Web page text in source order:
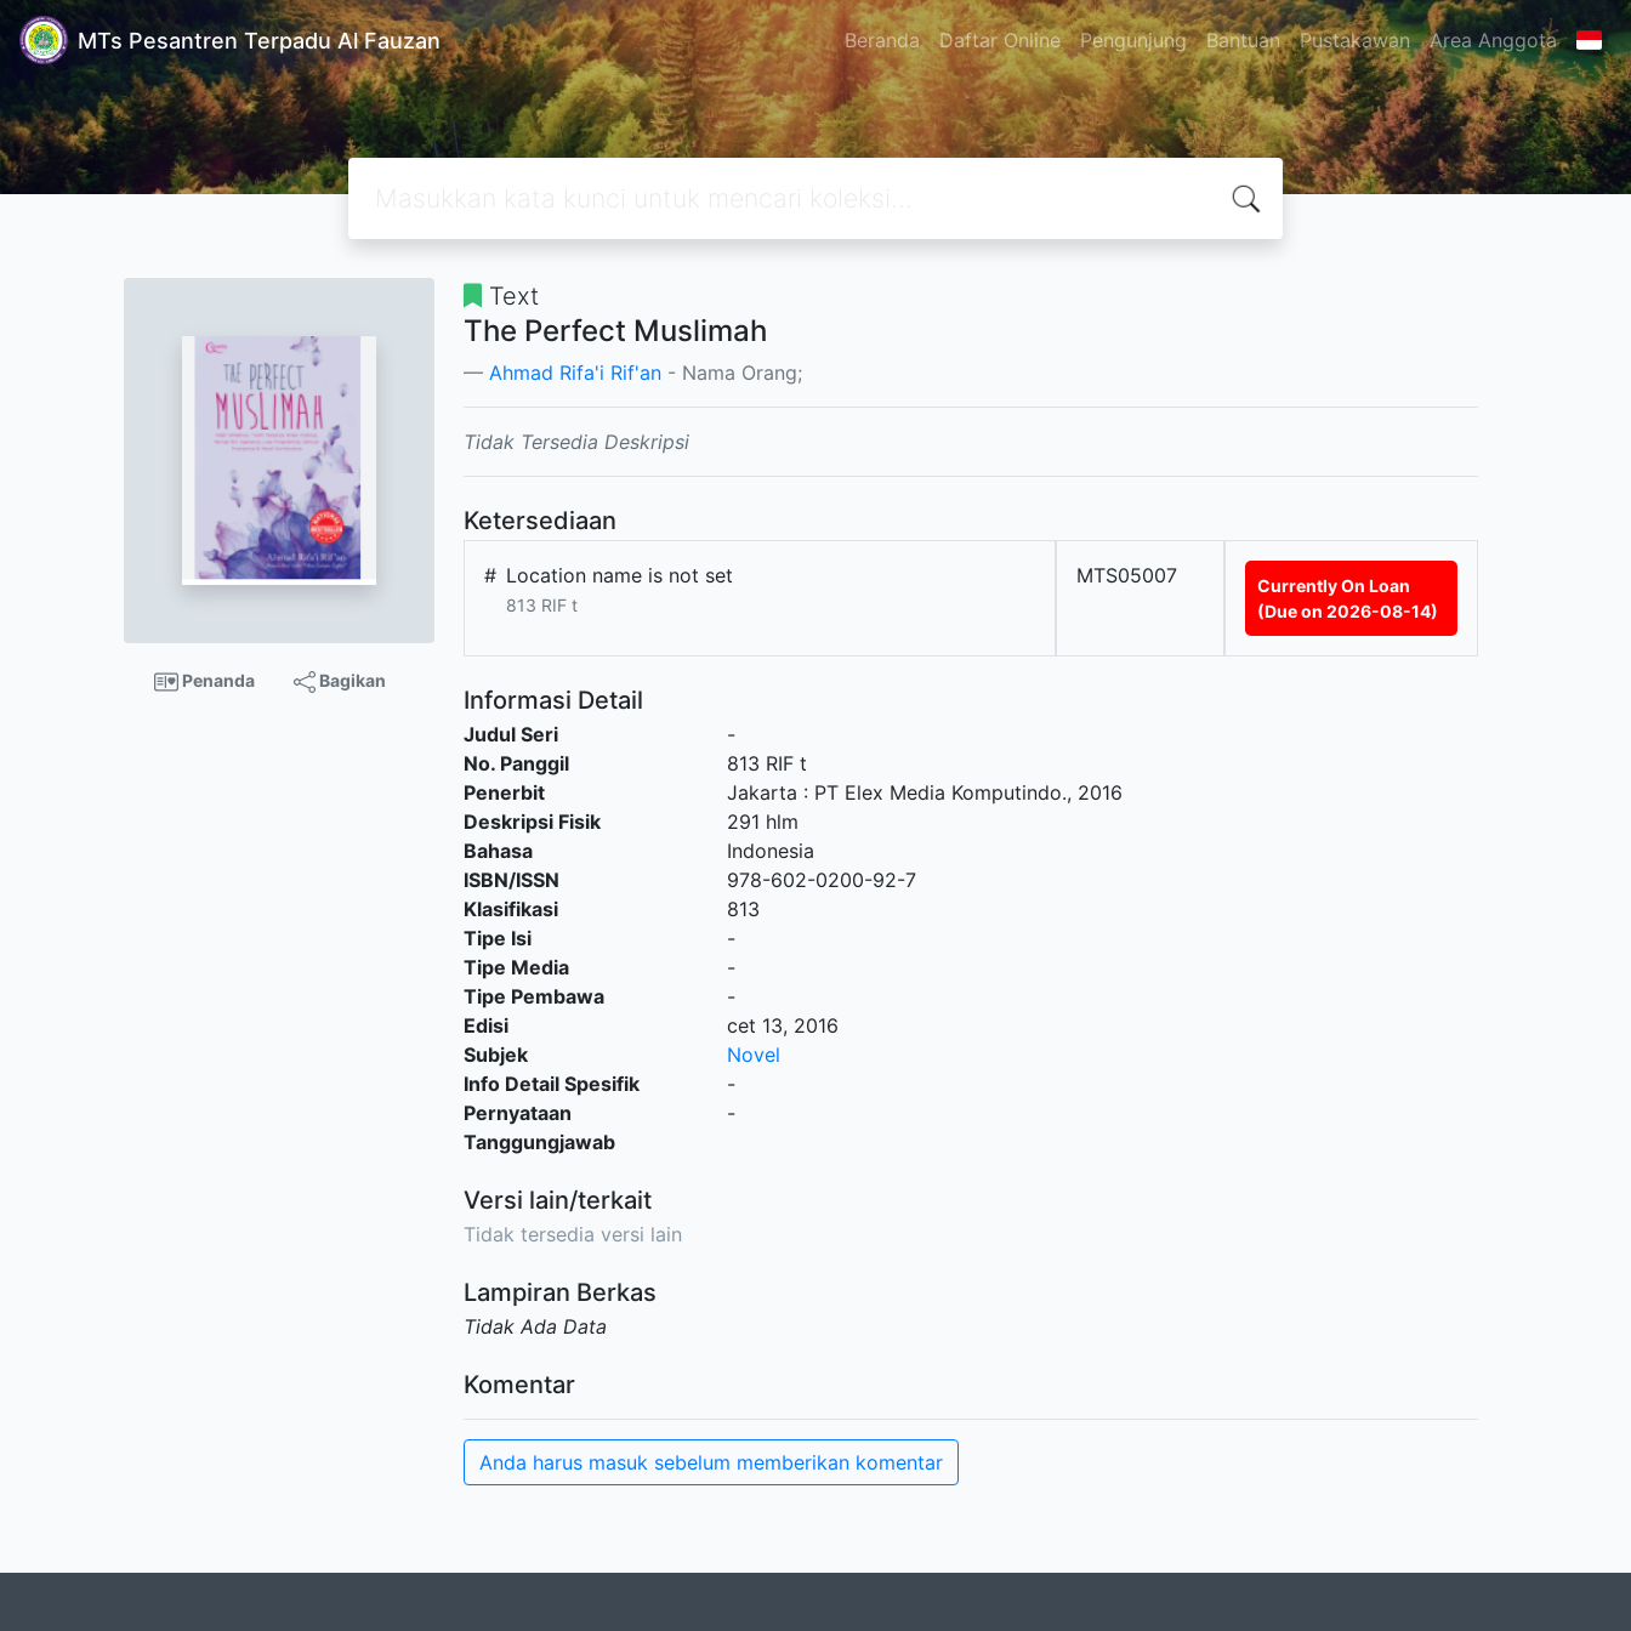
MTs Pesantren Terpadu Al Fauzan Beranda Daftar Online Pengunjung Bantuan Pustakawan Area Anggota
Penanda Bagikan
Text
The Perfect Muslimah
Ahmad Rifa'i Rif'an - Nama Orang;
Tidak Tersedia Deskripsi
Ketersediaan
# Location name is not set
813 RIF t
MTS05007
Currently On Loan
(Due on 2026-08-14)
Informasi Detail
Judul Seri
-
No. Panggil
813 RIF t
Penerbit
Jakarta : PT Elex Media Komputindo., 2016
Deskripsi Fisik
291 hlm
Bahasa
Indonesia
ISBN/ISSN
978-602-0200-92-7
Klasifikasi
813
Tipe Isi
-
Tipe Media
-
Tipe Pembawa
-
Edisi
cet 13, 2016
Subjek
Novel
Info Detail Spesifik
-
Pernyataan
Tanggungjawab
-
Versi lain/terkait
Tidak tersedia versi lain
Lampiran Berkas
Tidak Ada Data
Komentar
Anda harus masuk sebelum memberikan komentar